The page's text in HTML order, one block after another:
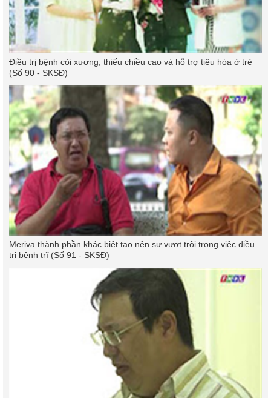
Điều trị bệnh còi xương, thiếu chiều cao và hỗ trợ tiêu hóa ở trẻ
(Số 90 - SKSĐ)
Meriva thành phần khác biệt tạo nên sự vượt trội trong việc điều
trị bệnh trĩ (Số 91 - SKSĐ)